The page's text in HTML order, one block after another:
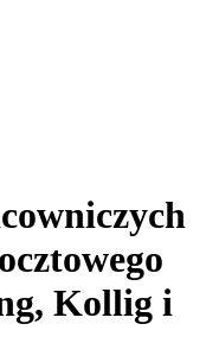
Kollig i